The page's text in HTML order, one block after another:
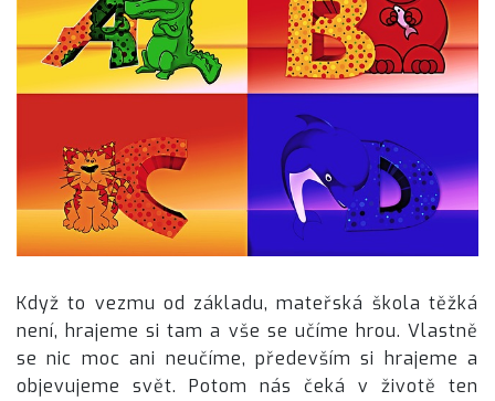
Když to vezmu od základu, mateřská škola těžká
není, hrajeme si tam a vše se učíme hrou. Vlastně
se nic moc ani neučíme, především si hrajeme a
objevujeme svět. Potom nás čeká v životě ten